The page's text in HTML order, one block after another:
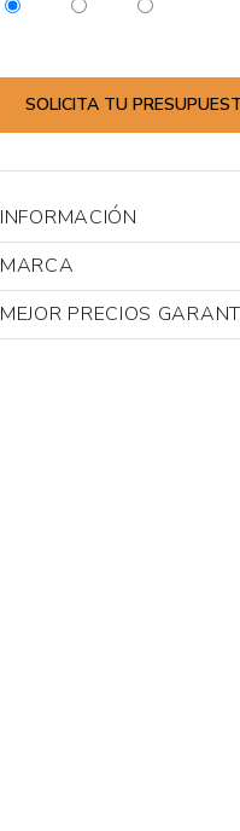
SOLICITA TU
INFORMACIÓN
MARCA
MEJOR PRECIOS